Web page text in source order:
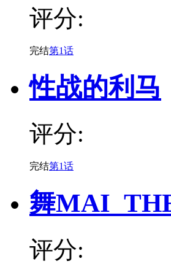
评分:
完结第1话
性战的利马
评分:
完结第1话
舞
评分: